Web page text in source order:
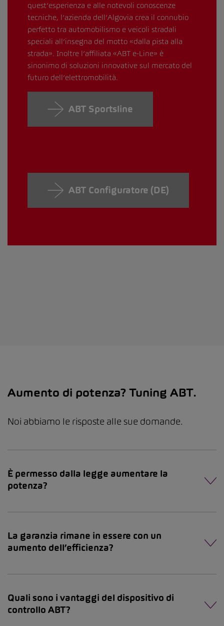
quest’esperienza e alle notevoli conoscenze
tecniche, l’azienda dell’Algovia crea il connubio
perfetto tra automobilismo e veicoli stradali
speciali all’insegna del motto «dalla pista alla
strada». Inoltre l’affiliata «ABT e-Line» è
sinonimo di soluzioni innovative sul mercato del
futuro dell’elettromobilità.
ABT Sportsline
ABT Configuratore (DE)
Aumento di potenza? Tuning ABT.
Noi abbiamo le risposte alle sue domande.
È permesso dalla legge aumentare la
potenza?
La garanzia rimane in essere con un
aumento dell’efficienza?
Quali sono i vantaggi del dispositivo di
controllo ABT?